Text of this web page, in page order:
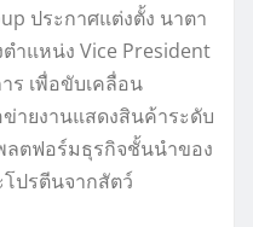
ประกาศแต่งตั้ง นาตา
ำแหน่ง Vice President
ร เพื่อขับเคลื่อน
ายงานแสดงสินค้าระดับ
ลตฟอร์มธุรกิจชั้นนำของ
ปรตีนจากสัตว์